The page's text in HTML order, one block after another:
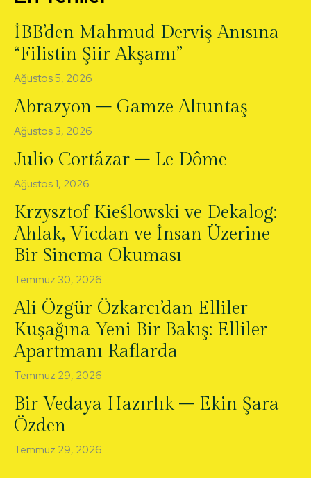
İBB’den Mahmud Derviş Anısına
“Filistin Şiir Akşamı”
Ağustos 5, 2026
Abrazyon – Gamze Altuntaş
Ağustos 3, 2026
Julio Cortázar – Le Dôme
Ağustos 1, 2026
Krzysztof Kieślowski ve Dekalog:
Ahlak, Vicdan ve İnsan Üzerine
Bir Sinema Okuması
Temmuz 30, 2026
Ali Özgür Özkarcı’dan Elliler
Kuşağına Yeni Bir Bakış: Elliler
Apartmanı Raflarda
Temmuz 29, 2026
Bir Vedaya Hazırlık – Ekin Şara
Özden
Temmuz 29, 2026